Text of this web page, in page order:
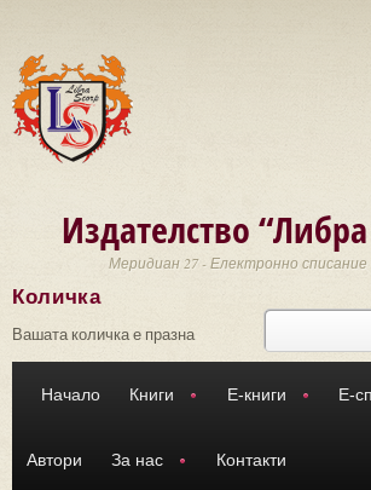
Издателство
Меридиан 27 - Електронно
Търси
Количка
Вашата количка е празна
Начало Книги Е-книги Е-
Автори За нас Контакти